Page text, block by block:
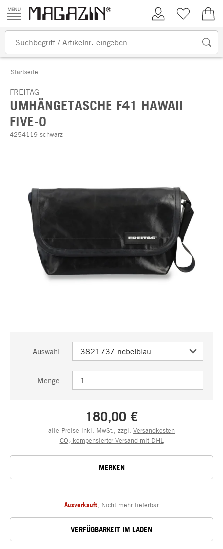
Zum Inhalt springen
Kundenkonto
Merkliste
Startseite
FREITAG
UMHÄNGETASCHE F41 HAWAII
FIVE-O
4254119 schwarz
Auswahl
Menge
180,00 €
alle Preise inkl. MwSt., zzgl. Versandkosten
CO₂-kompensierter Versand mit DHL
MERKEN
Ausverkauft Nicht mehr lieferbar
VERFÜGBARKEIT IM LADEN